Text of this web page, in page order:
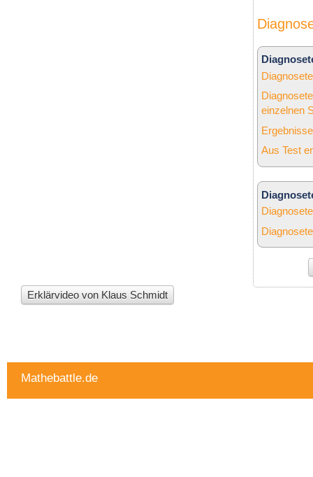
einzelnen
Aus Test
Erklärvideo von Klaus Schmidt
Mathebattle.de